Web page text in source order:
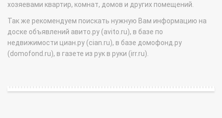
хозяевами квартир, комнат, домов и других помещений.
Так же рекомендуем поискать нужную Вам информацию на
доске объявлений авито.ру (avito.ru), в базе по
недвижимости циан.ру (cian.ru), в базе домофонд.ру
(domofond.ru), в газете из рук в руки (irr.ru).